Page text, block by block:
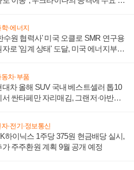
·에너지
수원 협력사' 미국 오클로 SMR 연구용
자로 '임계 상태' 도달, 미국 에너지부
동차·부품
대차 올해 SUV 국내 베스트셀러 톱10
서 싼타페만 자리매김, 그랜저·아반떼
·전기·정보통신
하이닉스 1주당 375원 현금배당 실시,
가 주주환원 계획 9월 공개 예정